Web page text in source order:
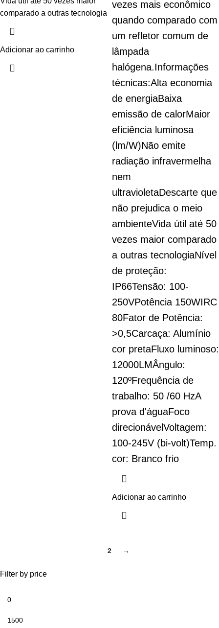
Filter by price
comparado a outras tecnologia
Adicionar ao carrinho
vezes mais econômico
quando comparado com
um refletor comum de
lâmpada
halógena.Informações
técnicas:Alta economia
de energiaBaixa
emissão de calorMaior
eficiência luminosa
(lm/W)Não emite
radiação infravermelha
nem
ultravioletaDescarte que
não prejudica o meio
ambienteVida útil até 50
vezes maior comparado
a outras tecnologiaNível
de proteção:
IP66Tensão: 100-
250VPotência 150WIRC
80Fator de Potência:
>0,5Carcaça: Alumínio
cor pretaFluxo luminoso:
12000LMÂngulo:
120ºFrequência de
trabalho: 50 /60 HzA
prova d'águaFoco
direcionávelVoltagem:
100-245V (bi-volt)Temp.
cor: Branco frio
Adicionar ao carrinho
2 →